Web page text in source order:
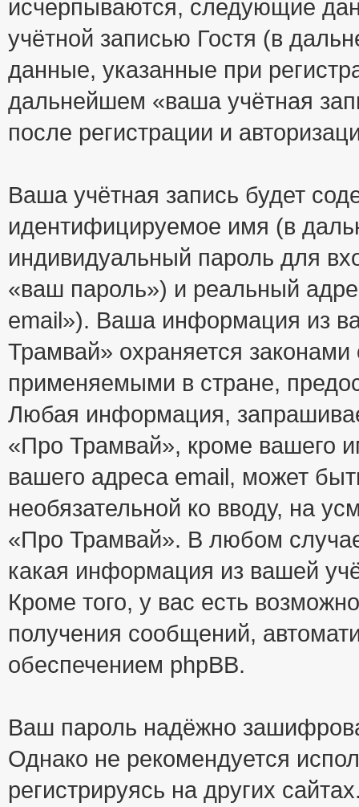
исчерпываются, следующие
учётной записью Гостя (в
данные, указанные при
дальнейшем «ваша учётная
после регистрации и
Ваша учётная запись будет
идентифицируемое имя (в
индивидуальный пароль для
«ваш пароль») и реальный
email»). Ваша информация из
Трамвай» охраняется
применяемыми в стране,
Любая информация,
«Про Трамвай», кроме вашего
вашего адреса email, может
необязательной ко вводу, на
«Про Трамвай». В любом
какая информация из вашей
Кроме того, у вас есть
получения сообщений,
обеспечением phpBB.
Ваш пароль надёжно
Однако не рекомендуется
регистрируясь на других